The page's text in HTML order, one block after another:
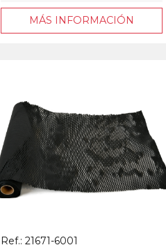
MÁS INFORMACIÓN
Ref.: 21671-6001